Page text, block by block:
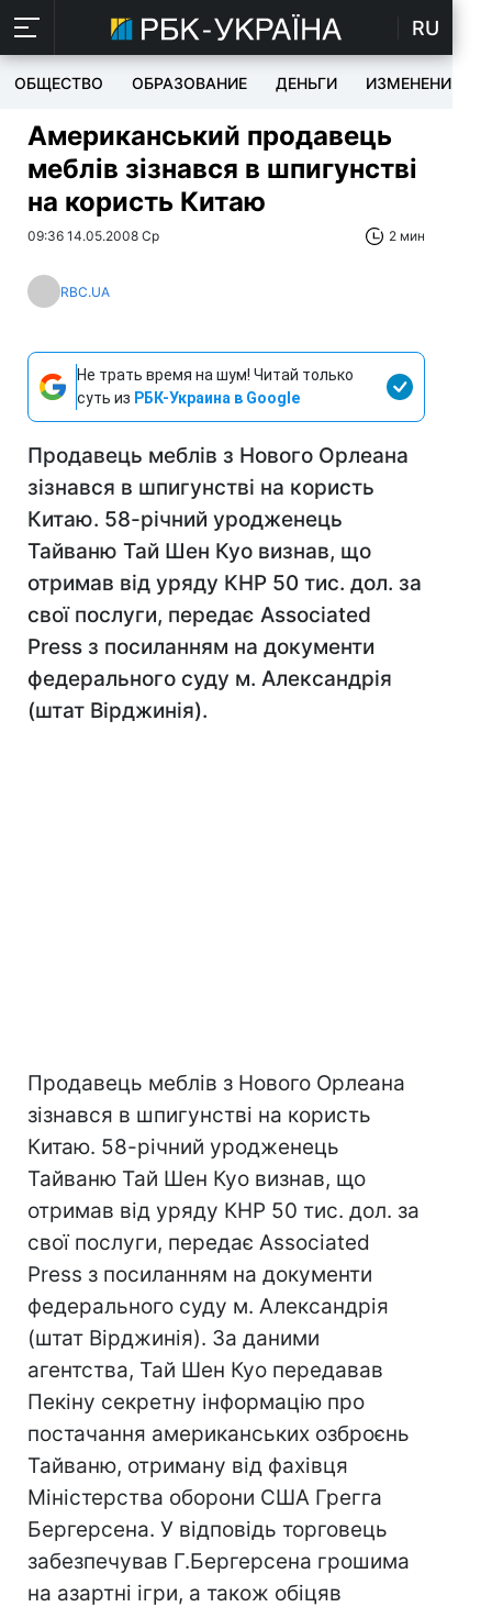
RU
ОБЩЕСТВО ОБРАЗОВАНИЕ ДЕНЬГИ ИЗМЕНЕНИЯ
Американський продавець
меблів зізнався в шпигунстві
на користь Китаю
09:36 14.05.2008 Ср 2 мин
RBC.UA
Не трать время на шум! Читай только
суть из РБК-Украина в Google
Продавець меблів з Нового Орлеана
зізнався в шпигунстві на користь
Китаю. 58-річний уродженець
Тайваню Тай Шен Куо визнав, що
отримав від уряду КНР 50 тис. дол. за
свої послуги, передає Associated
Press з посиланням на документи
федерального суду м. Александрія
(штат Вірджинія).
Продавець меблів з Нового Орлеана
зізнався в шпигунстві на користь
Китаю. 58-річний уродженець
Тайваню Тай Шен Куо визнав, що
отримав від уряду КНР 50 тис. дол. за
свої послуги, передає Associated
Press з посиланням на документи
федерального суду м. Александрія
(штат Вірджинія). За даними
агентства, Тай Шен Куо передавав
Пекіну секретну інформацію про
постачання американських озброєнь
Тайваню, отриману від фахівця
Міністерства оборони США Грегга
Бергерсена. У відповідь торговець
забезпечував Г.Бергерсена грошима
на азартні ігри, а також обіцяв